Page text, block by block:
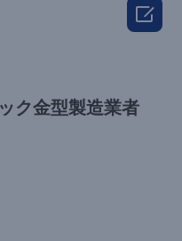
ク金型製造業者
